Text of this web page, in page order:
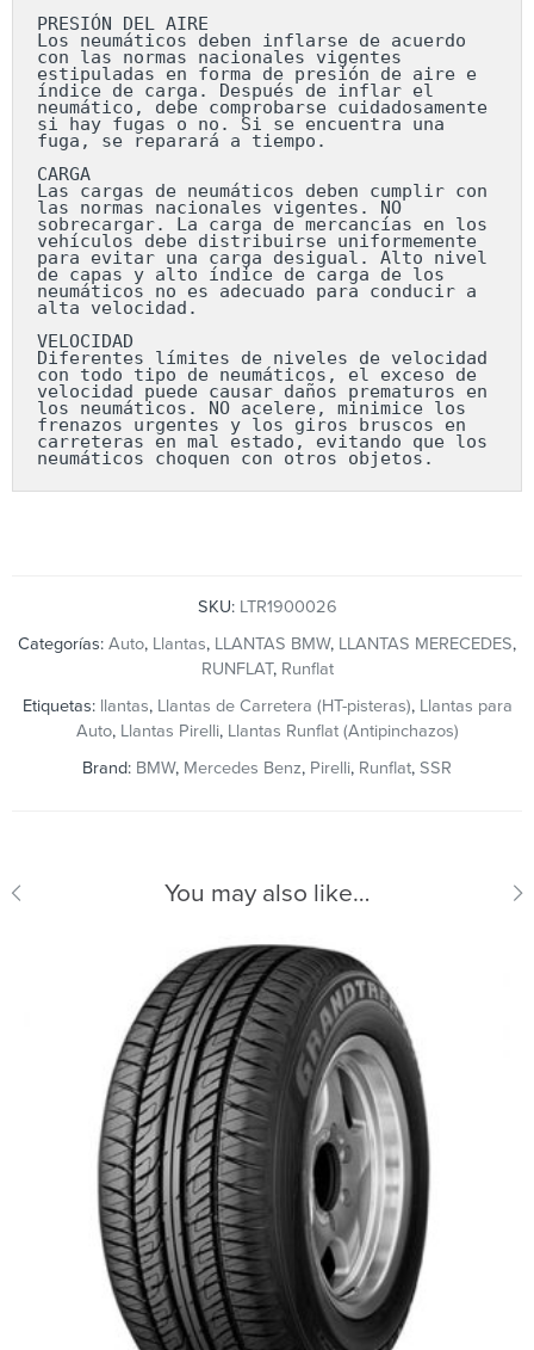
PRESIÓN DEL AIRE
Los neumáticos deben inflarse de acuerdo
con las normas nacionales vigentes
estipuladas en forma de presión de aire e
índice de carga. Después de inflar el
neumático, debe comprobarse cuidadosamente
si hay fugas o no. Si se encuentra una
fuga, se reparará a tiempo.
CARGA
Las cargas de neumáticos deben cumplir con
las normas nacionales vigentes. NO
sobrecargar. La carga de mercancías en los
vehículos debe distribuirse uniformemente
para evitar una carga desigual. Alto nivel
de capas y alto índice de carga de los
neumáticos no es adecuado para conducir a
alta velocidad.
VELOCIDAD
Diferentes límites de niveles de velocidad
con todo tipo de neumáticos, el exceso de
velocidad puede causar daños prematuros en
los neumáticos. NO acelere, minimice los
frenazos urgentes y los giros bruscos en
carreteras en mal estado, evitando que los
neumáticos choquen con otros objetos.
SKU: LTR1900026
Categorías: Auto, Llantas, LLANTAS BMW, LLANTAS MERECEDES,
RUNFLAT, Runflat
Etiquetas: llantas, Llantas de Carretera (HT-pisteras), Llantas para
Auto, Llantas Pirelli, Llantas Runflat (Antipinchazos)
Brand: BMW, Mercedes Benz, Pirelli, Runflat, SSR
You may also like…